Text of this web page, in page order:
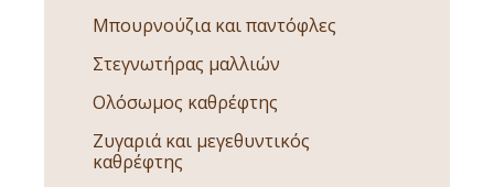
Μπουρνούζια και παντόφλες
Στεγνωτήρας μαλλιών
Ολόσωμος καθρέφτης
Ζυγαριά και μεγεθυντικός
καθρέφτης